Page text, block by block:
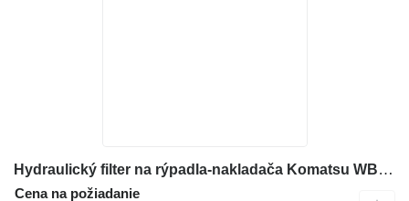
Hydraulický filter na rýpadla-nakladača Komatsu WB97S-5
Cena na požiadanie